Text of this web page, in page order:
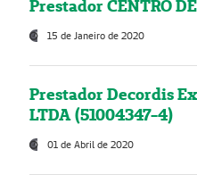
Prestador CENTRO
15 de Janeiro de 2020
Prestador Decordis
LTDA (51004347-4)
01 de Abril de 2020